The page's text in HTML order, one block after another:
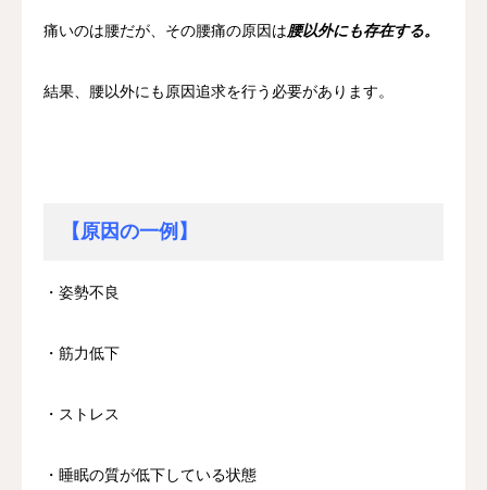
痛いのは腰だが、その腰痛の原因は腰以外にも存在する。
結果、腰以外にも原因追求を行う必要があります。
【原因の一例】
・姿勢不良
・筋力低下
・ストレス
・睡眠の質が低下している状態